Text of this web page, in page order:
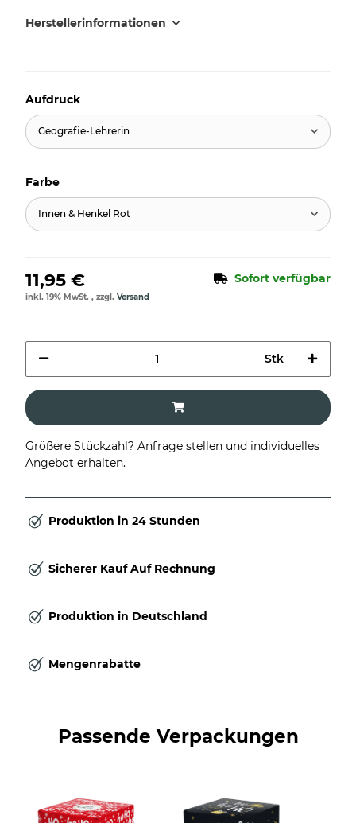
Herstellerinformationen
Aufdruck
Geografie-Lehrerin
Farbe
Innen & Henkel Rot
11,95 € Sofort verfügbar
inkl. 19% MwSt. , zzgl. Versand
Stk
Größere Stückzahl? Anfrage stellen und individuelles
Angebot erhalten.
Produktion in 24 Stunden
Sicherer Kauf Auf Rechnung
Produktion in Deutschland
Mengenrabatte
Passende Verpackungen